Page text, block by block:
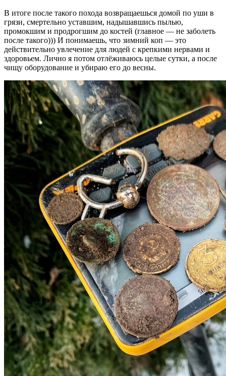
В итоге после такого похода возвращаешься домой по уши в
грязи, смертельно уставшим, надышавшись пылью,
промокшим и продрогшим до костей (главное — не заболеть
после такого))) И понимаешь, что зимний коп — это
действительно увлечение для людей с крепкими нервами и
здоровьем. Лично я потом отлёживаюсь целые сутки, а после
чищу оборудование и убираю его до весны.